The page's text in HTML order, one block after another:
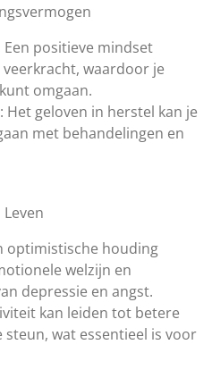
positieve mindset
waardoor je
omgaan.
geloven in herstel kan je
met behandelingen en
optimistische houding
welzijn en
depressie en angst.
kan leiden tot betere
wat essentieel is voor